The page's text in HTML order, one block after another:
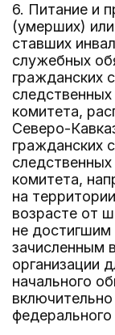
6. Питание и
(умерших)
ставших
служебных
гражданских
комитета,
Северо-
гражданских
комитета,
на
возрасте от
не достигшим
зачисленным
организации
начального